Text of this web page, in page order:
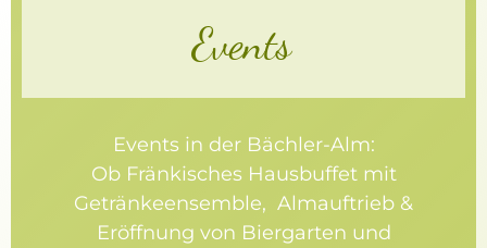
Events
Events in der Bächler-Alm:
Ob Fränkisches Hausbuffet mit
Getränkeensemble, Almauftrieb &
Eröffnung von Biergarten und